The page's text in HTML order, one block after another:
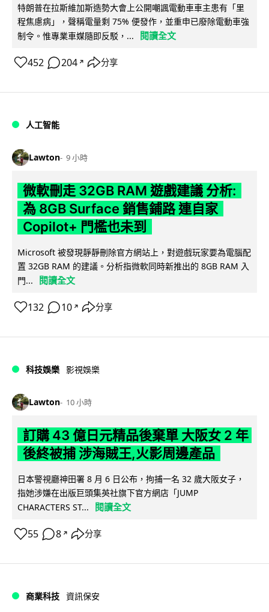
特朗普在拉斯維加斯造勢大會上公開嘲諷電動車車主患有「里
程焦慮病」，聲稱電量剩 75% 便發作，並重申已廢除電動車強
制令。惟專業車媒隨即反駁，...
閱讀全文
452 204 ↗ 分享
人工智能
Lawton 9 小時
微軟刪走 32GB RAM 遊戲建議 分析:
為 8GB Surface 銷售鋪路 連自家
Copilot+ 門檻也未到
Microsoft 被發現靜靜刪除官方網站上，對遊戲玩家要為電腦配
置 32GB RAM 的建議。分析指微軟同時新推出的 8GB RAM 入
門...
閱讀全文
132 10 ↗ 分享
科技娛樂 影視娛樂
Lawton 10 小時
訂購 43 億日元精品後棄單 大阪女 2 年
後終被捕 涉海賊王,火影周邊產品
日本警視廳神田署 8 月 6 日公布，拘捕一名 32 歲大阪女子，
指她涉嫌在出版巨頭集英社旗下官方網店「JUMP
CHARACTERS ST...
閱讀全文
55 8 ↗ 分享
商業科技 資訊保安